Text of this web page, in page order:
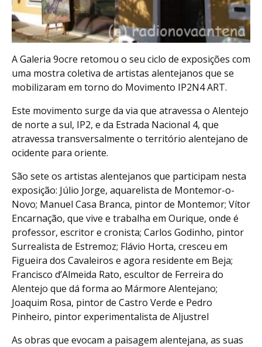
A Galeria 9ocre retomou o seu ciclo de exposições com
uma mostra coletiva de artistas alentejanos que se
mobilizaram em torno do Movimento IP2N4 ART.
Este movimento surge da via que atravessa o Alentejo
de norte a sul, IP2, e da Estrada Nacional 4, que
atravessa transversalmente o território alentejano de
ocidente para oriente.
São sete os artistas alentejanos que participam nesta
exposição: Júlio Jorge, aquarelista de Montemor-o-
Novo; Manuel Casa Branca, pintor de Montemor; Vítor
Encarnação, que vive e trabalha em Ourique, onde é
professor, escritor e cronista; Carlos Godinho, pintor
Surrealista de Estremoz; Flávio Horta, cresceu em
Figueira dos Cavaleiros e agora residente em Beja;
Francisco d’Almeida Rato, escultor de Ferreira do
Alentejo que dá forma ao Mármore Alentejano;
Joaquim Rosa, pintor de Castro Verde e Pedro
Pinheiro, pintor experimentalista de Aljustrel
As obras que evocam a paisagem alentejana, as suas